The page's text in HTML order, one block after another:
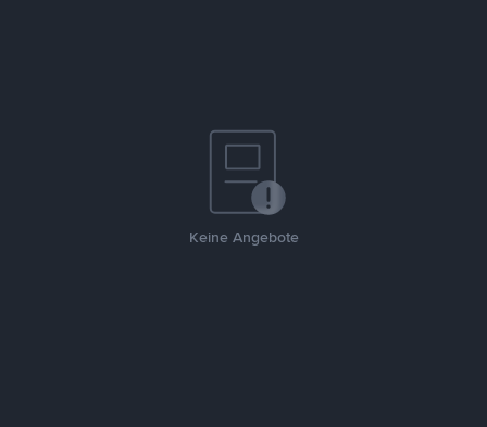
Keine Angebote